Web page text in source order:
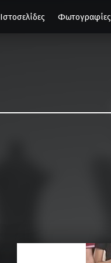
Ιστοσελίδες Φωτογραφίες